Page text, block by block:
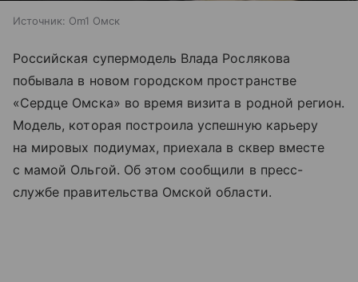
Источник: Om1 Омск
Российская супермодель Влада Рослякова
побывала в новом городском пространстве
«Сердце Омска» во время визита в родной регион.
Модель, которая построила успешную карьеру
на мировых подиумах, приехала в сквер вместе
с мамой Ольгой. Об этом сообщили в пресс-
службе правительства Омской области.